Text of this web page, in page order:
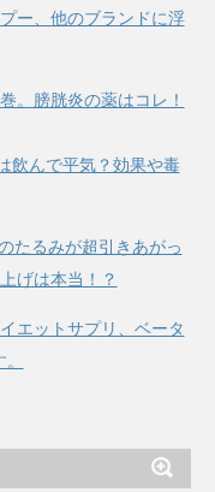
ー、他のブランドに浮
。膀胱炎の薬はコレ！
飲んで平気？効果や毒
たるみが超引きあがっ
げは本当！？
エットサプリ、ベータ